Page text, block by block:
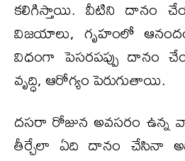
కలిగిస్తాయి. వీటిని దానం
విజయాలు, గృహంలో
విధంగా పెసరపప్పు దానం
వృద్ధి, ఆరోగ్యం పెరుగుతాయి.
దసరా రోజున అవసరం ఉన్న
తీర్చేలా ఏది దానం చేసినా